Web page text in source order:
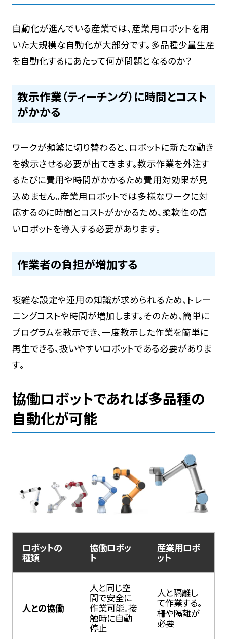
自動化が進んでいる産業では、産業用ロボットを用
いた大規模な自動化が大部分です。多品種少量生産
を自動化するにあたって何が問題となるのか？
教示作業（ティーチング）に時間とコスト
がかかる
ワークが頻繁に切り替わると、ロボットに新たな動き
を教示させる必要が出てきます。教示作業を外注す
るたびに費用や時間がかかるため費用対効果が見
込めません。産業用ロボットでは多様なワークに対
応するのに時間とコストがかかるため、柔軟性の高
いロボットを導入する必要があります。
作業者の負担が増加する
複雑な設定や運用の知識が求められるため、トレー
ニングコストや時間が増加します。そのため、簡単に
プログラムを教示でき、一度教示した作業を簡単に
再生できる、扱いやすいロボットである必要がありま
す。
協働ロボットであれば多品種の
自動化が可能
ロボットの
種類
協働ロボッ
ト
産業用ロボ
ット
人との協働
人と同じ空
間で安全に
作業可能。接
触時に自動
停止
人と隔離し
て作業する。
柵や隔離が
必要